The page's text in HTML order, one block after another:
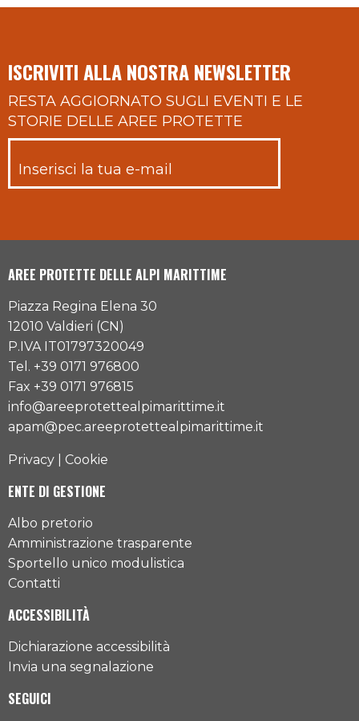
ISCRIVITI ALLA NOSTRA NEWSLETTER
RESTA AGGIORNATO SUGLI EVENTI E LE
STORIE DELLE AREE PROTETTE
AREE PROTETTE DELLE ALPI MARITTIME
Piazza Regina Elena 30
12010 Valdieri (CN)
P.IVA IT01797320049
Tel. +39 0171 976800
Fax +39 0171 976815
info@areeprotettealpimarittime.it
apam@pec.areeprotettealpimarittime.it
Privacy Cookie
ENTE DI GESTIONE
Albo pretorio
Amministrazione trasparente
Sportello unico modulistica
Contatti
ACCESSIBILITÀ
Dichiarazione accessibilità
Invia una segnalazione
SEGUICI